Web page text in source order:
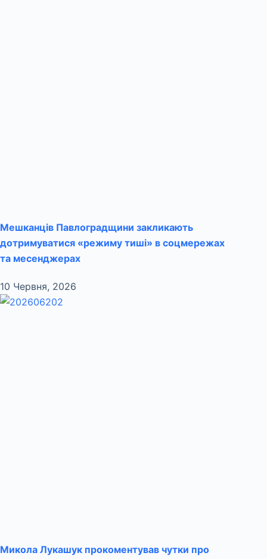
Мешканців Павлоградщини закликають
дотримуватися «режиму тиші» в соцмережах
та месенджерах
10 Червня, 2026
Микола Лукашук прокоментував чутки про